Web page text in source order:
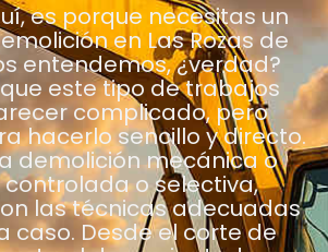
es porque necesitas un
en Las Rozas de
entendemos, ¿verdad?
este tipo de trabajos
complicado, pero
hacerlo sencillo y directo.
demolición mecánica o
controlada o selectiva,
las técnicas adecuadas
caso. Desde el corte de